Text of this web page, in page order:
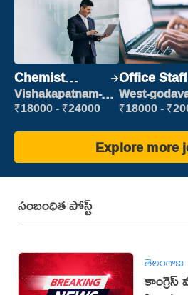
Chemist
Production
Executive
Vishakapatnam-
new
₹18000 - ₹24000
Office Staff
West-
₹18000 -
Explore more
సంబంధిత పోస్ట్
తెలంగాణ